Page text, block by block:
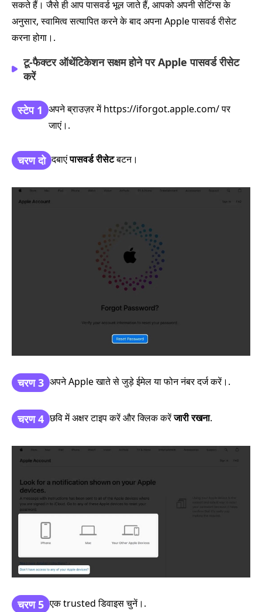
सकते हैं। जैसे ही आप पासवर्ड भूल जाते हैं, आपको अपनी सेटिंग्स के
अनुसार, स्वामित्व सत्यापित करने के बाद अपना Apple पासवर्ड रीसेट
करना होगा।.
टू‑फैक्टर ऑथेंटिकेशन सक्षम होने पर Apple पासवर्ड रीसेट
करें
स्टेप 1 अपने ब्राउज़र में https://iforgot.apple.com/ पर
जाएं।.
चरण दो दबाएंपासवर्ड रीसेटबटन।
चरण 3 अपने Apple खाते से जुड़े ईमेल या फोन नंबर दर्ज करें।.
चरण 4 छवि में अक्षर टाइप करें और क्लिक करेंजारी रखना.
चरण 5 एक trusted डिवाइस चुनें।.